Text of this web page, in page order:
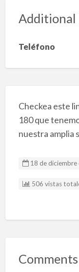
Additional
Teléfono
Checkea este
180 que
nuestra amplia
18 de
506 vistas
Comments